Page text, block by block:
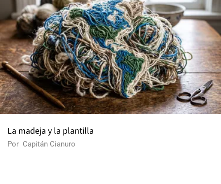
La madeja y la plantilla
Por Capitán Cianuro